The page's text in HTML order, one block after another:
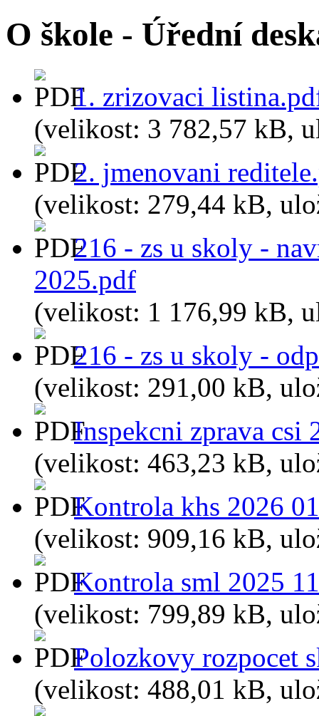
O škole - Úřední
1. zrizovaci
(velikost: 3 782,57 kB,
2. jmenovani
(velikost: 279,44 kB,
216 - zs u skoly -
2025.pdf
(velikost: 1 176,99 kB,
216 - zs u skoly -
(velikost: 291,00 kB,
Inspekcni zprava csi
(velikost: 463,23 kB,
Kontrola khs 2026
(velikost: 909,16 kB,
Kontrola sml 2025
(velikost: 799,89 kB,
Polozkovy rozpocet
(velikost: 488,01 kB,